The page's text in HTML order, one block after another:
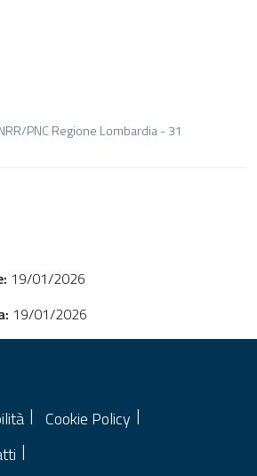
PNC Regione Lombardia - 31
19/01/2026
19/01/2026
Cookie Policy